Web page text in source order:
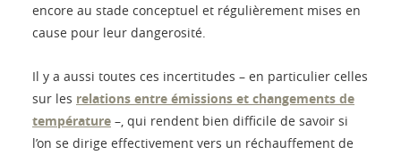
encore au stade conceptuel et régulièrement mises en
cause pour leur dangerosité.
Il y a aussi toutes ces incertitudes – en particulier celles
sur les relations entre émissions et changements de
température –, qui rendent bien difficile de savoir si
l’on se dirige effectivement vers un réchauffement de